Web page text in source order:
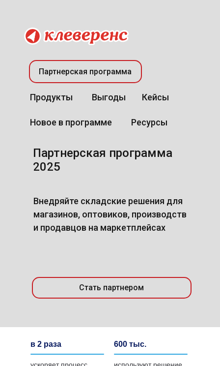
Партнерская программа
2025
Внедряйте складские решения для
магазинов, оптовиков, производств
и продавцов на маркетплейсах
Стать партнером
Выгоды
Продукты Кейсы
Партнерская программа
Ресурсы
Новое в программе
в 2 раза
вырос объем запуска
новых складов за 5 лет
600 тыс.